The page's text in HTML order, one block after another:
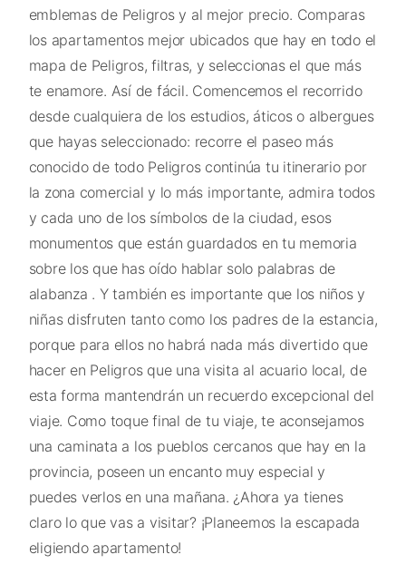
emblemas de Peligros y al mejor precio. Comparas
los apartamentos mejor ubicados que hay en todo el
mapa de Peligros, filtras, y seleccionas el que más
te enamore. Así de fácil. Comencemos el recorrido
desde cualquiera de los estudios, áticos o albergues
que hayas seleccionado: recorre el paseo más
conocido de todo Peligros continúa tu itinerario por
la zona comercial y lo más importante, admira todos
y cada uno de los símbolos de la ciudad, esos
monumentos que están guardados en tu memoria
sobre los que has oído hablar solo palabras de
alabanza . Y también es importante que los niños y
niñas disfruten tanto como los padres de la estancia,
porque para ellos no habrá nada más divertido que
hacer en Peligros que una visita al acuario local, de
esta forma mantendrán un recuerdo excepcional del
viaje. Como toque final de tu viaje, te aconsejamos
una caminata a los pueblos cercanos que hay en la
provincia, poseen un encanto muy especial y
puedes verlos en una mañana. ¿Ahora ya tienes
claro lo que vas a visitar? ¡Planeemos la escapada
eligiendo apartamento!